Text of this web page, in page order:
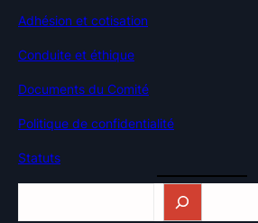
Adhésion et cotisation
Conduite et éthique
Documents du Comité
Politique de confidentialité
Statuts